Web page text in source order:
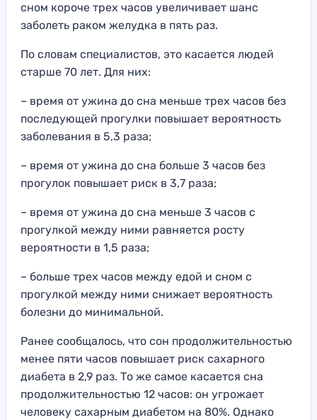
сном короче трех часов увеличивает шанс
заболеть раком желудка в пять раз.
По словам специалистов, это касается людей
старше 70 лет. Для них:
– время от ужина до сна меньше трех часов без
последующей прогулки повышает вероятность
заболевания в 5,3 раза;
– время от ужина до сна больше 3 часов без
прогулок повышает риск в 3,7 раза;
– время от ужина до сна меньше 3 часов с
прогулкой между ними равняется росту
вероятности в 1,5 раза;
– больше трех часов между едой и сном с
прогулкой между ними снижает вероятность
болезни до минимальной.
Ранее сообщалось, что сон продолжительностью
менее пяти часов повышает риск сахарного
диабета в 2,9 раз. То же самое касается сна
продолжительностью 12 часов: он угрожает
человеку сахарным диабетом на 80%. Однако